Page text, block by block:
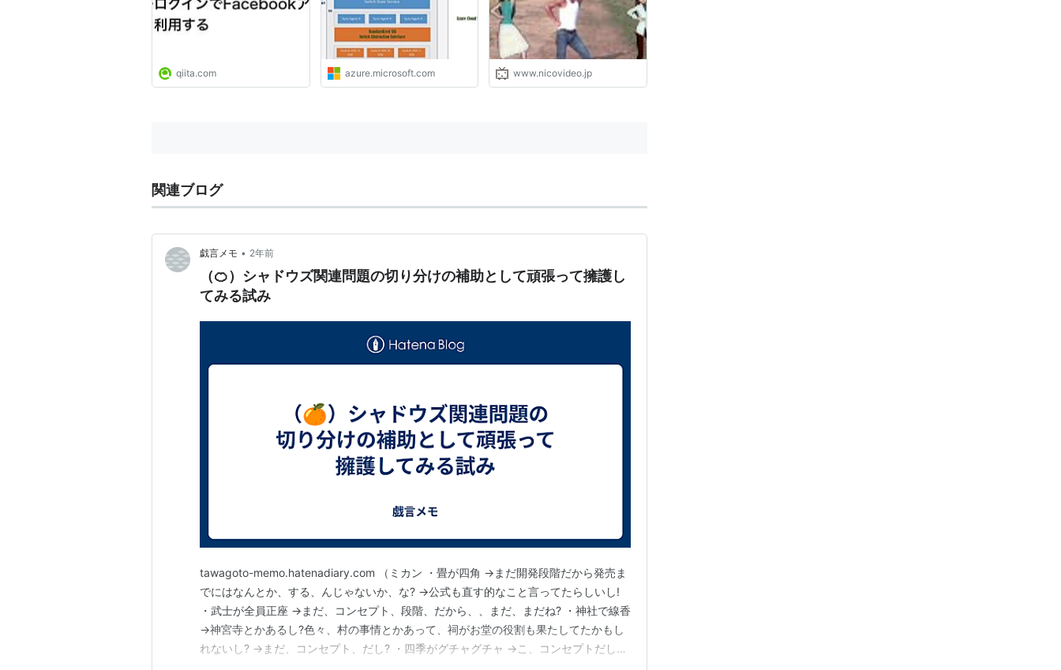
qiita.com azure.microsoft.com www.nicovideo.jp
関連ブログ
戯言メモ • 2年前
（🍊）シャドウズ関連問題の切り分けの補助として頑張って擁護し
てみる試み
tawagoto-memo.hatenadiary.com （ミカン ・畳が四角 →まだ開発段階だから発売ま
でにはなんとか、する、んじゃないか、な? →公式も直す的なこと言ってたらしいし!
・武士が全員正座 →まだ、コンセプト、段階、だから、、まだ、まだね? ・神社で線香
→神宮寺とかあるし?色々、村の事情とかあって、祠がお堂の役割も果たしてたかもし
れないし? →まだ、コンセプト、だし? ・四季がグチャグチャ →こ、コンセプトだし?